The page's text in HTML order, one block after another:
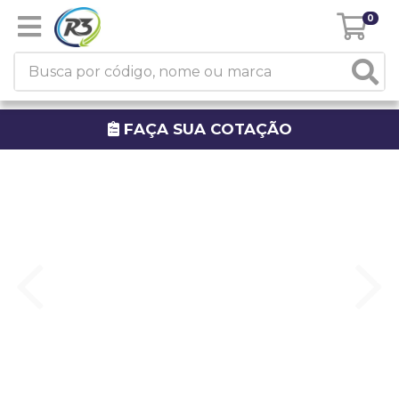
0
FAÇA SUA COTAÇÃO